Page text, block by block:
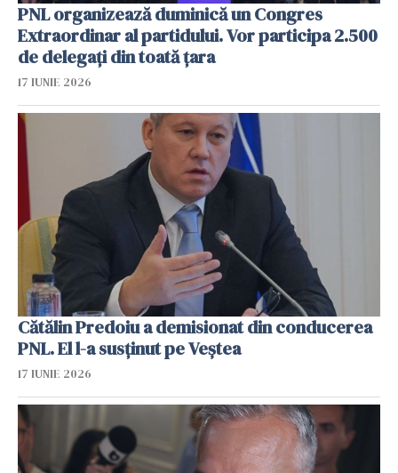
PNL organizează duminică un Congres
Extraordinar al partidului. Vor participa 2.500
de delegaţi din toată ţara
17 IUNIE 2026
Cătălin Predoiu a demisionat din conducerea
PNL. El l-a susținut pe Veștea
17 IUNIE 2026